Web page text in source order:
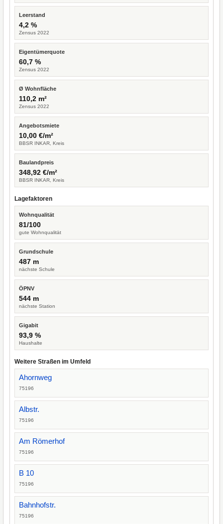
Leerstand
4,2 %
Zensus 2022
Eigentümerquote
60,7 %
Zensus 2022
Ø Wohnfläche
110,2 m²
Zensus 2022
Angebotsmiete
10,00 €/m²
BBSR INKAR, Kreis
Baulandpreis
348,92 €/m²
BBSR INKAR, Kreis
Lagefaktoren
Wohnqualität
81/100
gute Wohnqualität
Grundschule
487 m
nächste Schule
ÖPNV
544 m
nächste Station
Gigabit
93,9 %
Haushalte
Weitere Straßen im Umfeld
Ahornweg
75196
Albstr.
75196
Am Römerhof
75196
B 10
75196
Bahnhofstr.
75196